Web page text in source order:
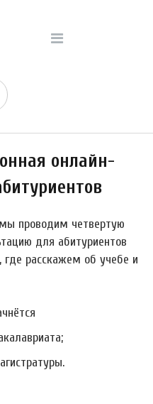
онлайн-
проводим четвертую
для абитуриентов
где расскажем об учебе и